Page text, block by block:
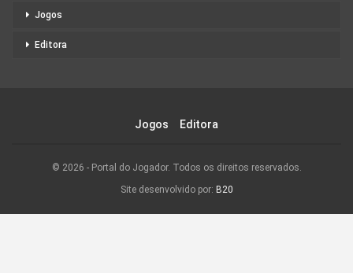
Jogos
Editora
Jogos Editora
© 2026 - Portal do Jogador. Todos os direitos reservados.
Site desenvolvido por: B20